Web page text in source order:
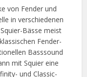
von Fender und
in verschiedenen
Bässe meist
Fender-
Basssound
mit Squier eine
und Classic-